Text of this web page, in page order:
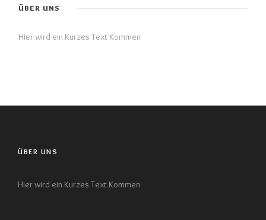
ÜBER UNS
Hier wird ein Kurzes Text Kommen
ÜBER UNS
Hier wird ein Kurzes Text Kommen